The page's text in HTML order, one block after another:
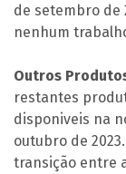
de setembro de
nenhum
Outros
restantes
disponiveis na
outubro de
transição entre